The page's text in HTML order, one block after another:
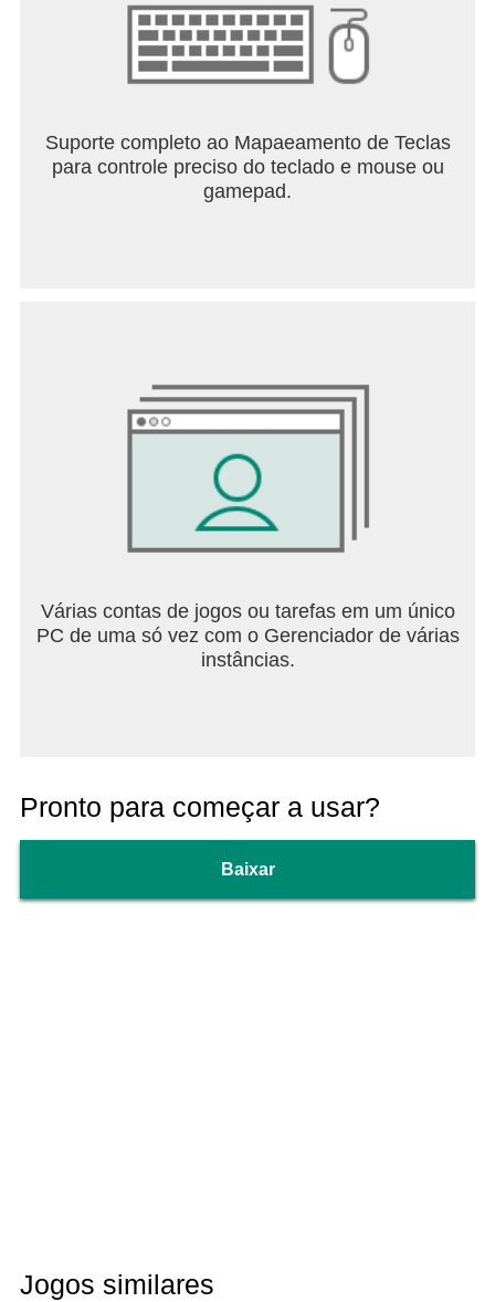
Suporte completo ao Mapaeamento de Teclas
para controle preciso do teclado e mouse ou
gamepad.
Várias contas de jogos ou tarefas em um único
PC de uma só vez com o Gerenciador de várias
instâncias.
Pronto para começar a usar?
Baixar
Jogos similares